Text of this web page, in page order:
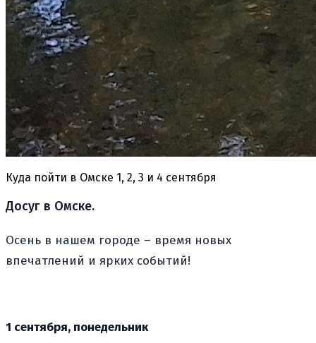
Куда пойти в Омске 1, 2, 3 и 4 сентября
Досуг в Омске.
Осень в нашем городе – время новых
впечатлений и ярких событий!
1 сентября, понедельник